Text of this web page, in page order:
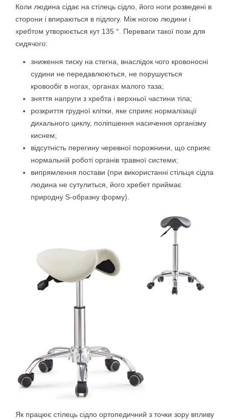
Коли людина сідає на стілець сідло, його ноги розведені в
сторони і впираються в підлогу. Між ногою людини і
хребтом утворюється кут 135 °. Переваги такої пози для
сидячого:
зниження тиску на стегна, внаслідок чого кровоносні
судини не передавлюються, не порушується
кровообіг в ногах, органах малого таза;
зняття напруги з хребта і верхньої частини тіла;
розкриття грудної клітки, яке сприяє нормалізації
дихального циклу, поліпшення насичення організму
киснем;
відсутність перегину черевної порожнини, що сприяє
нормальній роботі органів травної системи;
випрямлення постави (при використанні стільця сідла
людина не сутулиться, його хребет приймає
природну S-образну форму).
Як працює стілець сідло ортопедичний з точки зору впливу